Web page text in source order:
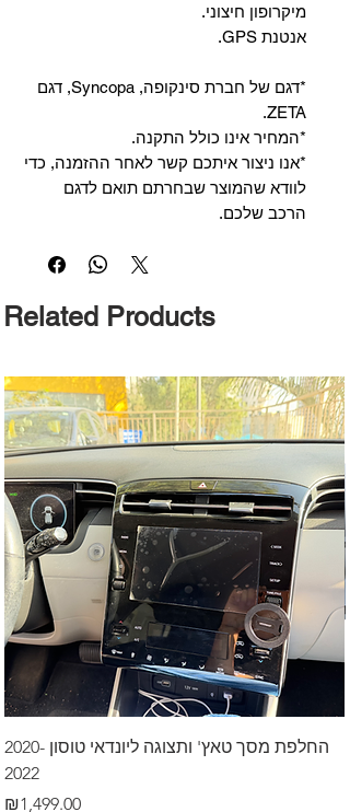
מיקרופון חיצוני.
אנטנת GPS.
*דגם של חברת סינקופה, Syncopa, דגם
ZETA.
*המחיר אינו כולל התקנה.
*אנו ניצור איתכם קשר לאחר ההזמנה, כדי
לוודא שהמוצר שבחרתם תואם לדגם
הרכב שלכם.
Related Products
החלפת מסך טאץ' ותצוגה ליונדאי טוסון 2020-
2022
Price
₪1,499.00